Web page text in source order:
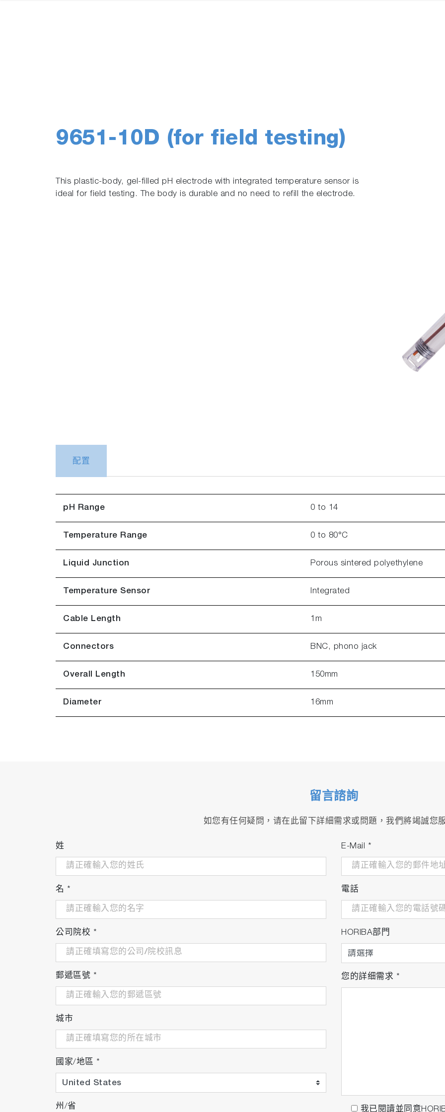
9651-10D (for field testing)
This plastic-body, gel-filled pH electrode with integrated temperature sensor is
ideal for field testing. The body is durable and no need to refill the electrode.
配置
pH Range 0 to 14
Temperature Range 0 to 80°C
Liquid Junction Porous sintered polyethylene
Temperature Sensor Integrated
Cable Length 1m
Connectors BNC, phono jack
Overall Length 150mm
Diameter 16mm
留言諮詢
如您有任何疑問，请在此留下詳細需求或問題，我們將竭誠您
姓
名 *
公司院校 *
郵遞區號 *
城市
國家/地區 *
州/省
E-Mail *
電話
HORIBA部門
您的詳细需求 *
我已閱讀並同意